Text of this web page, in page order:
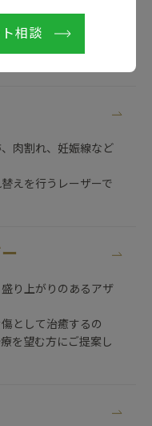
保てます。
あり、赤ら顔などの
肉割れ、妊娠線など
えを行うレーザーで
り上がりのあるアザ
として治癒するの
を望む方にご提案し
相談